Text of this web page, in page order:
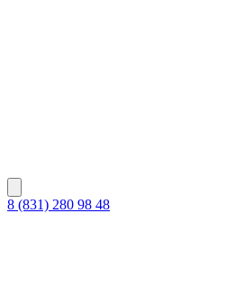
8 (831) 280 98 48